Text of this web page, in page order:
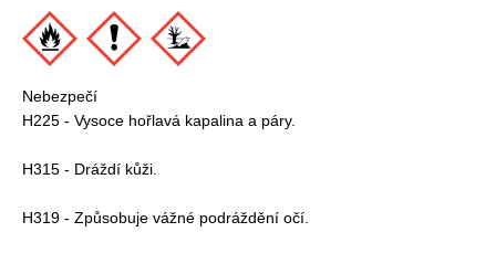
Nebezpečí
H225 - Vysoce hořlavá kapalina a páry.
H315 - Dráždí kůži.
H319 - Způsobuje vážné podráždění očí.